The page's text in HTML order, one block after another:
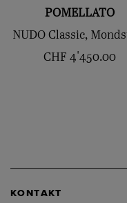
POMELLATO
NUDO Classic,
CHF 4'450.00
KONTAKT